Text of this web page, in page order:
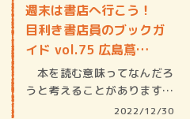
週末は書店へ行こう！
目利き書店員のブックガ
イド vol.75 広島蔦…
本を読む意味ってなんだろ
うと考えることがあります。
2022/12/30